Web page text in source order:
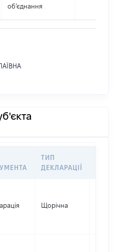
об’єднання
ТИП
ДЕКЛАРАЦІЇ
Щорічна